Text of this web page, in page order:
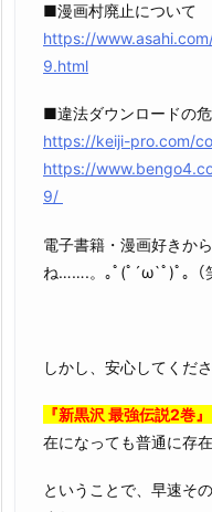
■漫画村廃止について
https://
9.html
■違法ダウンロードの
https://keiji-pro.com/
https://
9/
電子書籍・漫画好きか
ね…….。｡ﾟ(ﾟ´ω`ﾟ)ﾟ｡（
しかし、安心してくださ
『新黒沢 最強伝説2巻
在になっても普通に存在
ということで、早速そ